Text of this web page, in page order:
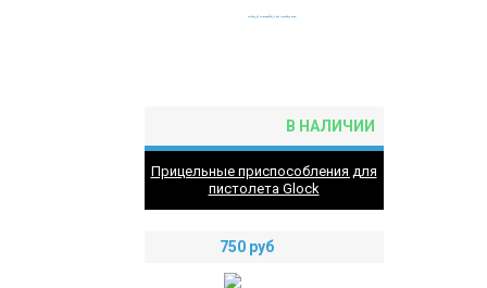
В НАЛИЧИИ
Прицельные приспособления для
пистолета Glock
750 руб